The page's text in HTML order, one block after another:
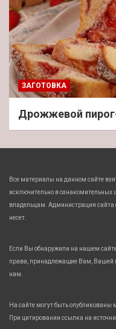
ЗАГОТОВКА
Дрожжевой
Все материалы на данном сайте
исключительно в
владельцам. Администрация сайта
несет.
Если Вы обнаружили на нашем
права, принадлежащие Вам, Вашей
нам.
На сайте могут быть опубликованы
При цитировании ссылка на